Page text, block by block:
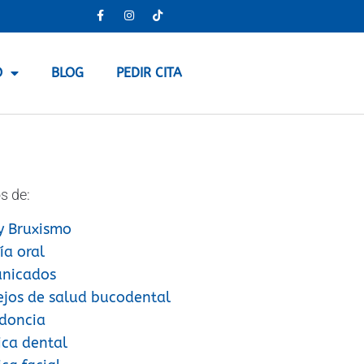
BLOG PEDIR CITA
de:
Bruxismo
oral
de salud bucodental
dental